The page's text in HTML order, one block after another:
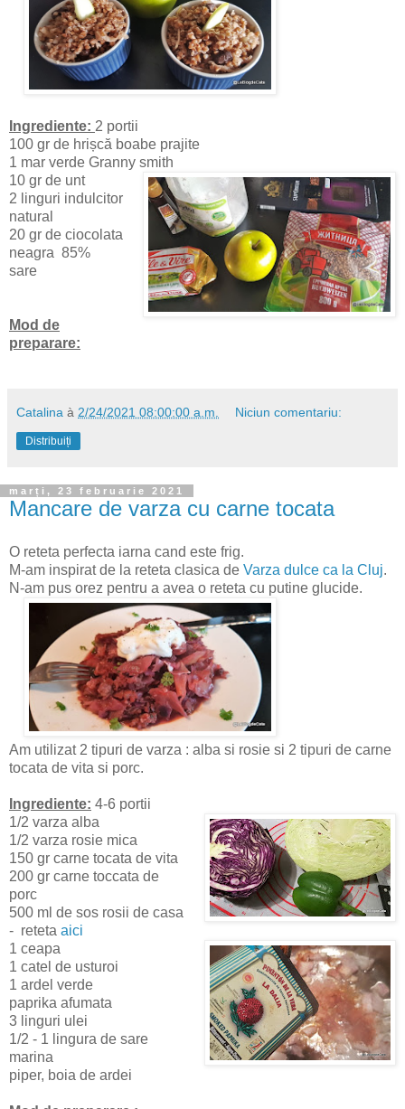
Ingrediente: 2 portii
100 gr de hrișcă boabe prajite
1 mar verde Granny smith
10 gr de unt
2 linguri indulcitor
natural
20 gr de ciocolata
neagra 85%
sare
Mod de
preparare:
Catalina à 2/24/2021 08:00:00 a.m. Niciun comentariu:
Distribuiți
marți, 23 februarie 2021
Mancare de varza cu carne tocata
O reteta perfecta iarna cand este frig.
M-am inspirat de la reteta clasica de Varza dulce ca la Cluj.
N-am pus orez pentru a avea o reteta cu putine glucide.
Am utilizat 2 tipuri de varza : alba si rosie si 2 tipuri de carne
tocata de vita si porc.
Ingrediente: 4-6 portii
1/2 varza alba
1/2 varza rosie mica
150 gr carne tocata de vita
200 gr carne toccata de
porc
500 ml de sos rosii de casa
- reteta aici
1 ceapa
1 catel de usturoi
1 ardel verde
paprika afumata
3 linguri ulei
1/2 - 1 lingura de sare
marina
piper, boia de ardei